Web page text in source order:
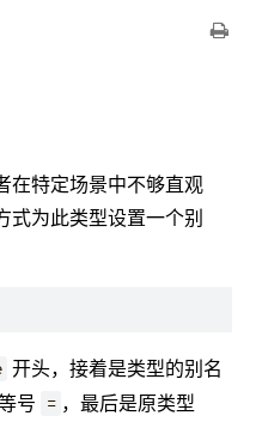
在特定场景中不够直观
式为此类型设置一个别
开头，接着是类型的别名
号 = ，最后是原类型